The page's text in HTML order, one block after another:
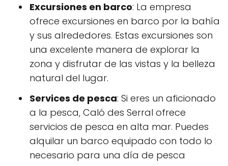
Excursiones en barco: La empresa
ofrece excursiones en barco por la bahía
y sus alrededores. Estas excursiones son
una excelente manera de explorar la
zona y disfrutar de las vistas y la belleza
natural del lugar.
Services de pesca: Si eres un aficionado
a la pesca, Caló des Serral ofrece
servicios de pesca en alta mar. Puedes
alquilar un barco equipado con todo lo
necesario para una día de pesca